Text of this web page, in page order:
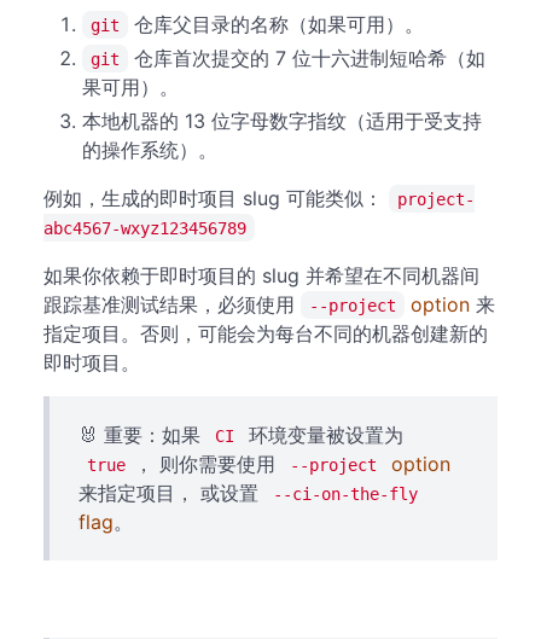
git 仓库父目录的名称（如果可用）。
git
仓库首次提交的 7 位十六进制短哈希（如
果可用）。
本地机器的 13 位字母数字指纹（适用于受支持
的操作系统）。
例如，生成的即时项目 slug 可能类似：
project-
abc4567-wxyz123456789
如果你依赖于即时项目的 slug 并希望在不同机器间
跟踪基准测试结果，必须使用
--project option 来
指定项目。否则，可能会为每台不同的机器创建新的
即时项目。
🐰 重要：如果 CI 环境变量被设置为
true ， 则你需要使用 --project
option
来指定项目， 或设置
--ci-on-the-fly
flag。